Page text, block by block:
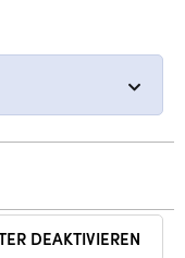
DEAKTIVIEREN